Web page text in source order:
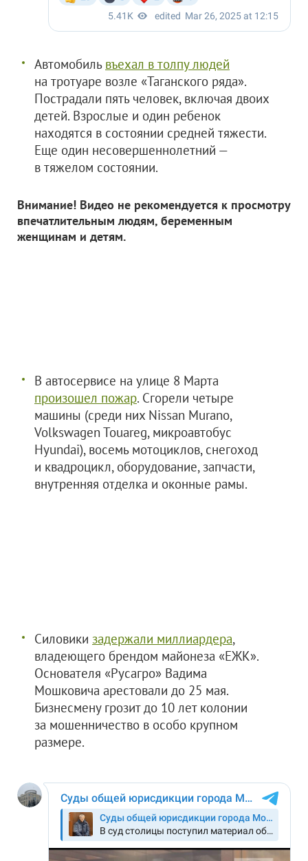
Автомобиль въехал в толпу людей
на тротуаре возле «Таганского ряда».
Пострадали пять человек, включая двоих
детей. Взрослые и один ребенок
находятся в состоянии средней тяжести.
Еще один несовершеннолетний —
в тяжелом состоянии.
Внимание! Видео не рекомендуется к просмотру
впечатлительным людям, беременным
женщинам и детям.
В автосервисе на улице 8 Марта
произошел пожар. Сгорели четыре
машины (среди них Nissan Murano,
Volkswagen Touareg, микроавтобус
Hyundai), восемь мотоциклов, снегоход
и квадроцикл, оборудование, запчасти,
внутренняя отделка и оконные рамы.
Силовики задержали миллиардера,
владеющего брендом майонеза «ЕЖК».
Основателя «Русагро» Вадима
Мошковича арестовали до 25 мая.
Бизнесмену грозит до 10 лет колонии
за мошенничество в особо крупном
размере.